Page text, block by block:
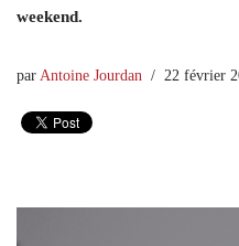
weekend.
par Antoine Jourdan 22 février